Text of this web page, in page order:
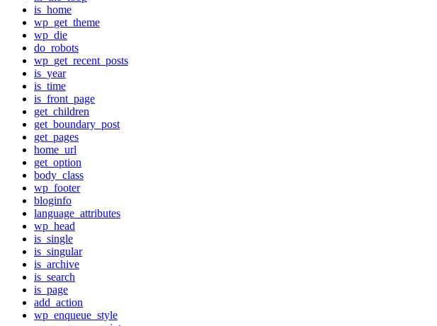
is_home
wp_get_theme
wp_die
do_robots
wp_get_recent_posts
is_year
is_time
is_front_page
get_children
get_boundary_post
get_pages
home_url
get_option
body_class
wp_footer
bloginfo
language_attributes
wp_head
is_single
is_singular
is_archive
is_search
is_page
add_action
wp_enqueue_style